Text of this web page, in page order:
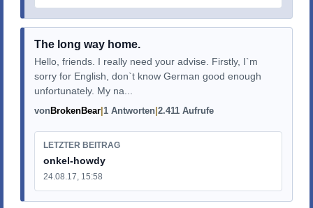
The long way home.
Hello, friends. I really need your advise. Firstly, I`m
sorry for English, don`t know German good enough
unfortunately. My na...
vonBrokenBear 1 Antworten 2.411 Aufrufe
LETZTER BEITRAG
onkel-howdy
24.08.17, 15:58